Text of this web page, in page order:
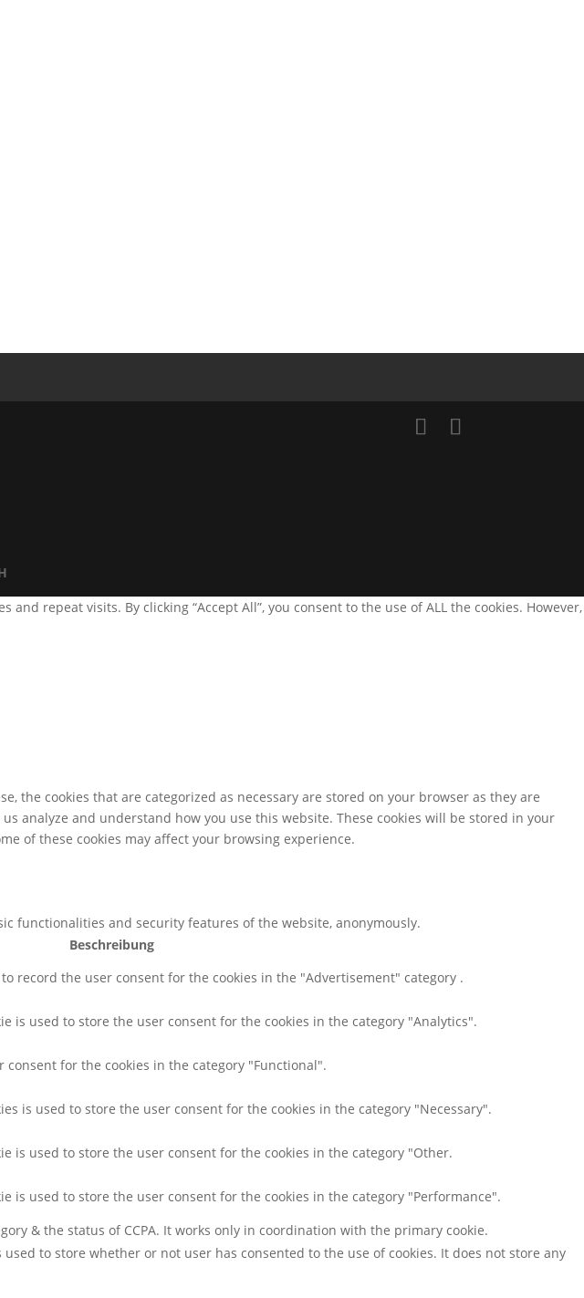
repeat visits. By clicking “Accept All”, you consent to the use of ALL the cookies. However,
the cookies that are categorized as necessary are stored on your browser as they are
analyze and understand how you use this website. These cookies will be stored in your
of these cookies may affect your browsing experience.
functionalities and security features of the website, anonymously.
Beschreibung
record the user consent for the cookies in the "Advertisement" category .
is used to store the user consent for the cookies in the category "Analytics".
consent for the cookies in the category "Functional".
is used to store the user consent for the cookies in the category "Necessary".
is used to store the user consent for the cookies in the category "Other.
is used to store the user consent for the cookies in the category "Performance".
& the status of CCPA. It works only in coordination with the primary cookie.
used to store whether or not user has consented to the use of cookies. It does not store any